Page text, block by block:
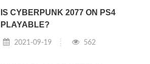
IS CYBERPUNK 2077 ON PS4
PLAYABLE?
2021-09-19 562